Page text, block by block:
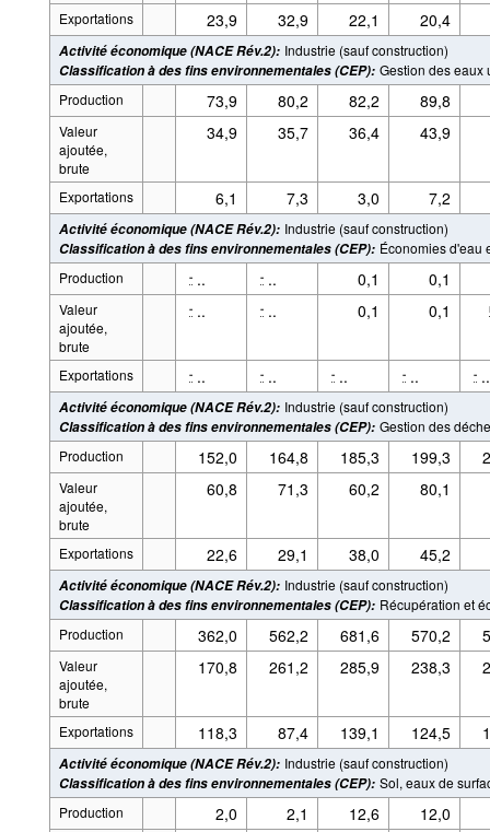
Exportations 23,9 32,9 22,1 20,4
Activité économique (NACE Rév.2): Industrie (sauf construction)
Classification à des fins environnementales (CEP): Gestion des eaux
Production
73,9 80,2 82,2 89,8
Valeur
ajoutée,
brute
34,9 35,7 36,4 43,9
Exportations 6,1 7,3 3,0 7,2
Activité économique (NACE Rév.2): Industrie (sauf construction)
Classification à des fins environnementales (CEP): Économies d'eau
Production
- .. - .. 0,1 0,1
Valeur
ajoutée,
brute
- .. - .. 0,1 0,1
Exportations - .. - .. - .. - .. - ..
Activité économique (NACE Rév.2): Industrie (sauf construction)
Classification à des fins environnementales (CEP): Gestion des
Production
152,0 164,8 185,3 199,3
Valeur
ajoutée,
brute
60,8 71,3 60,2 80,1
Exportations 22,6 29,1 38,0 45,2
Activité économique (NACE Rév.2): Industrie (sauf construction)
Classification à des fins environnementales (CEP): Récupération et
Production
362,0 562,2 681,6 570,2
Valeur
ajoutée,
brute
170,8 261,2 285,9 238,3
Exportations 118,3 87,4 139,1 124,5
Activité économique (NACE Rév.2): Industrie (sauf construction)
Classification à des fins environnementales (CEP): Sol, eaux de
Production
2,0 2,1 12,6 12,0